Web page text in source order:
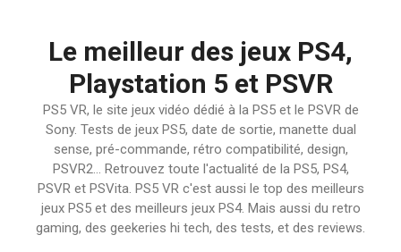
Le meilleur des jeux PS4,
Playstation 5 et PSVR
PS5 VR, le site jeux vidéo dédié à la PS5 et le PSVR de
Sony. Tests de jeux PS5, date de sortie, manette dual
sense, pré-commande, rétro compatibilité, design,
PSVR2… Retrouvez toute l'actualité de la PS5, PS4,
PSVR et PSVita. PS5 VR c'est aussi le top des meilleurs
jeux PS5 et des meilleurs jeux PS4. Mais aussi du retro
gaming, des geekeries hi tech, des tests, et des reviews.